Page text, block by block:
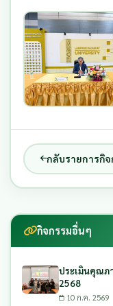
กลับรายการกิจ
กิจกรรมอื่นๆ
ประเมินคุณภ
2568
10 ก.ค. 2569